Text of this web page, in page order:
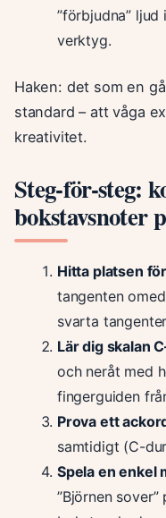
”förbjudna”
verktyg.
Haken: det som en
standard – att våga
kreativitet.
Steg-för-steg:
bokstavsnoter
Hitta platsen
tangenten
svarta
Lär dig skalan
och neråt med
fingerguiden
Prova ett
samtidigt (C-
Spela en enkel
”Björnen